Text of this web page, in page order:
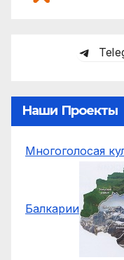
Наши Проекты
Многоголосая
Балкарии